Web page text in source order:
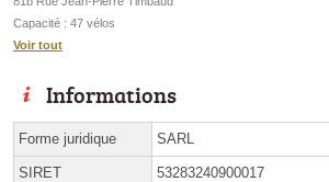
Capacité : 47 vélos
Voir tout
Informations
Forme juridique SARL
SIRET 53283240900017